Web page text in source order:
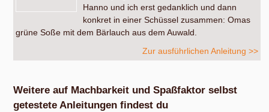
Hanno und ich erst gedanklich und dann
konkret in einer Schüssel zusammen: Omas
grüne Soße mit dem Bärlauch aus dem Auwald.
Zur ausführlichen Anleitung >>
Weitere auf Machbarkeit und Spaßfaktor selbst
getestete Anleitungen findest du